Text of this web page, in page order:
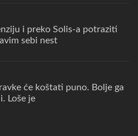
i preko Solis-a potraziti
sebi nest
će koštati puno. Bolje ga
Loše je